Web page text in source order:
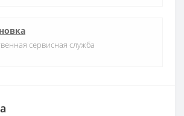
сервисная служба